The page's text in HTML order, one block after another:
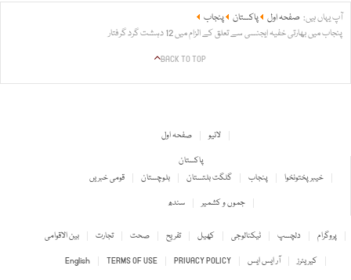
آپ یہاں ہیں: صفحہ اول پاکستان
پنجاب
پنجاب میں بھارتی خفیہ ایجنسی سے تعلق کے الزام میں 12 دہشت گرد گرفتار
BACK TO TOP
صفحہ اول
لائیو
پاکستان
قومی خبریں
بلوچستان گلگت بلتستان پنجاب
خیبر پختونخوا
سندھ
جموں و کشمیر
بین الاقوامی تجارت صحت تفریح کھیل ٹیکنالوجی دلچسپ
پروگرام
English
TERMS OF USE PRIVACY POLICY آر ایس ایس
کیریئرز